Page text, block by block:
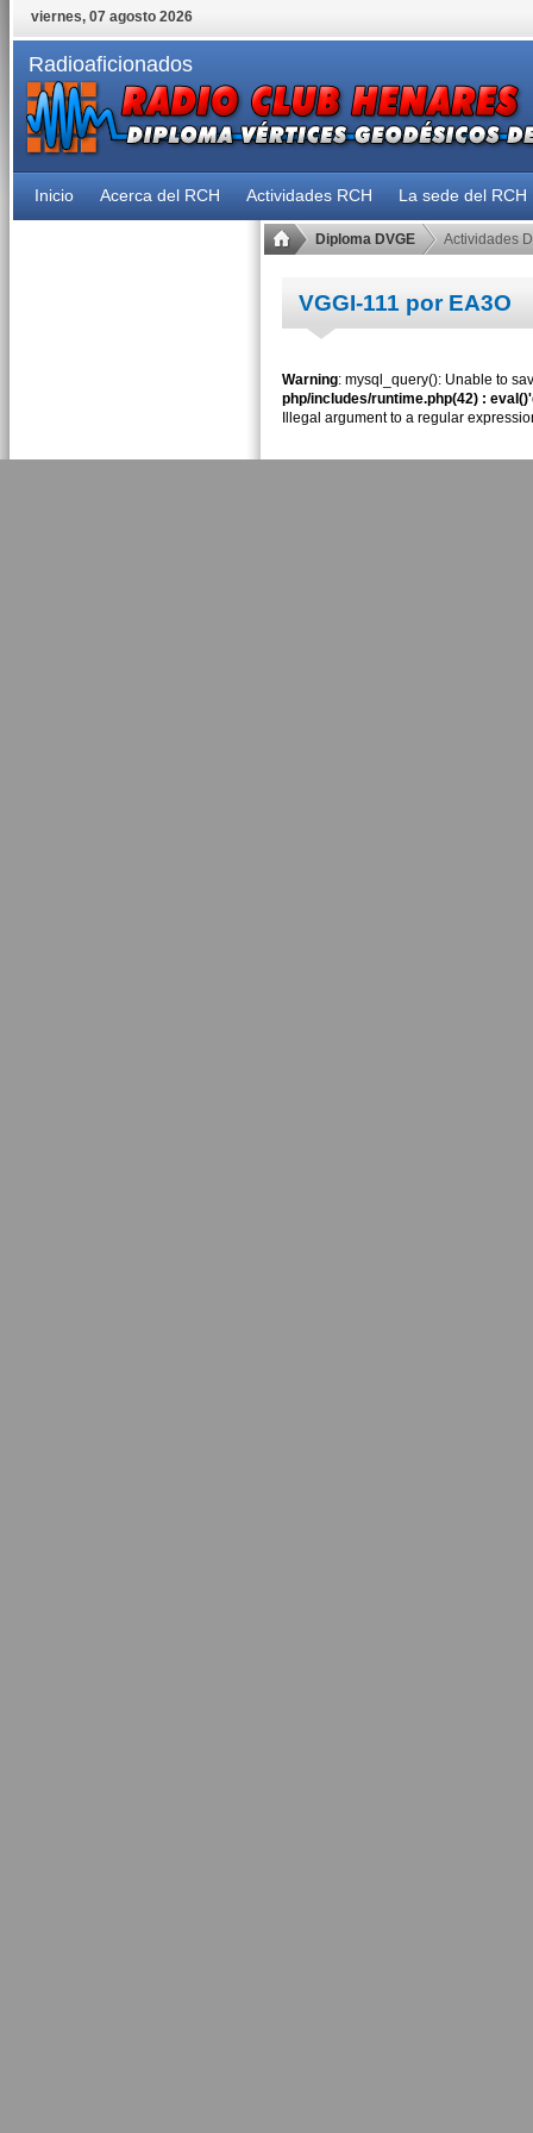
viernes, 07 agosto 2026
Radioaficionados
Inicio Acerca del RCH Actividades RCH La sede del RCH
Diploma DVGE Actividades
VGGI-111 por EA3O
Warning: mysql_query(): Unable to
php/includes/runtime.php(42) :
Illegal argument to a regular